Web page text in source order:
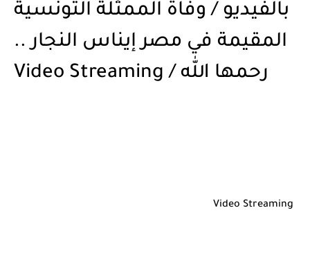
بالفيديو / وفاة الممثلة التونسية
المقيمة في مصر إيناس النجار ..
رحمها الله / Video Streaming